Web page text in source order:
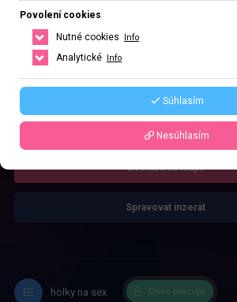
+421 940237902
Řekněte že voláte z webu www.privatzone.com
Zobrazit na mapě
Spravovat inzerát
holky na sex Dnes pracuje
Povolení cookies
Nutné cookies
Info
Analytické Info
Súhlasím
Nesúhlasím